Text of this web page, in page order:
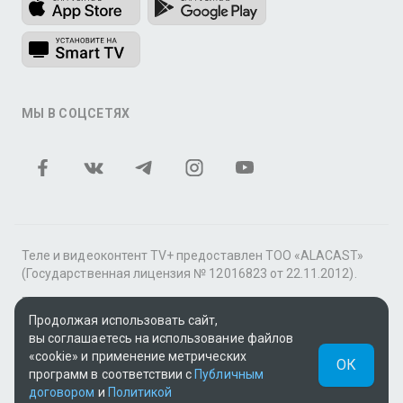
МЫ В СОЦСЕТЯХ
Теле и видеоконтент TV+ предоставлен ТОО «ALACAST»
(Государственная лицензия № 12016823 от 22.11.2012).
В рамках услуги «Видео по подписке» для «Пакета
фильмов и сериалов tv+» контент предоставляется
онлайн-кинотеатром MEGOGO.
Поддержка: tvplus@telecom.kz
UUID: 2e8c4a97-aa59-4b1b-b913-fd0c84d276fd
Продолжая использовать сайт,
вы соглашаетесь на использование файлов
«cookie» и применение метрических
программ в соответствии с Публичным
договором и Политикой
ОК